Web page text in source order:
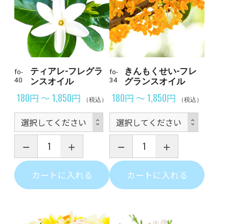
fo-
40
ティアレ-フレグラ
ンスオイル
180円 ～ 1,850円 （税込）
カートに入れる
fo-
34
きんもくせい-フレ
グランスオイル
180円 ～ 1,850円 （税込）
カートに入れる